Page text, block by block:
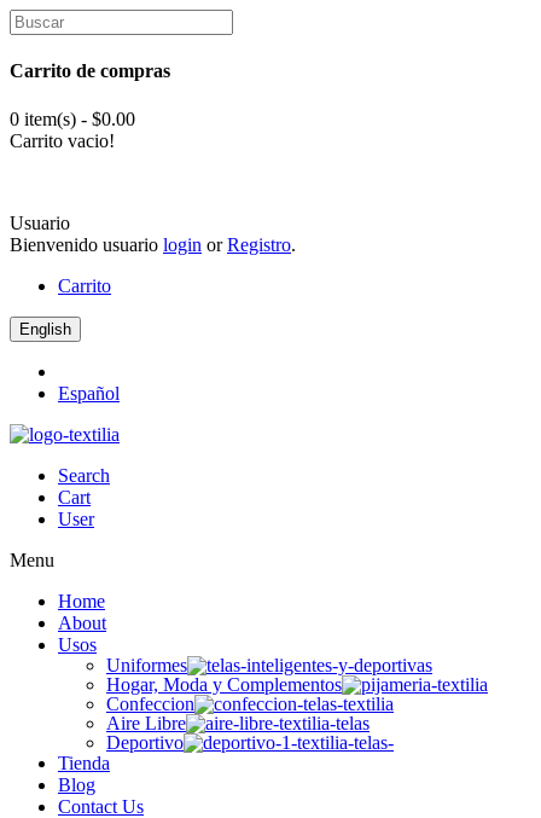
Carrito de compras
0 item(s) - $0.00
Carrito vacio!
Usuario
Bienvenido usuario login orRegistro.
Carrito
English
Español
Search
Cart
User
Menu
Home
About
Usos
Uniformes
Hogar, Moda y Complementos
Confeccion
Aire Libre
Deportivo
Tienda
Blog
Contact Us